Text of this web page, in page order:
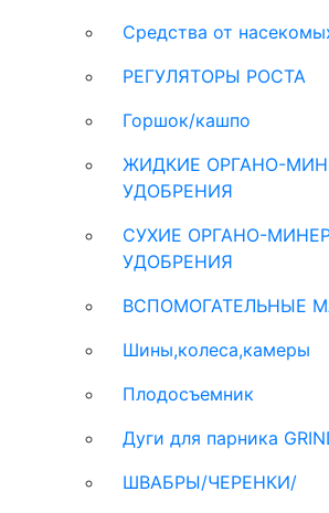
Средства от
РЕГУЛЯТОРЫ РОСТА
Горшок/кашпо
ЖИДКИЕ ОРГАНО-
УДОБРЕНИЯ
СУХИЕ ОРГАНО-
УДОБРЕНИЯ
ВСПОМОГАТЕЛЬНЫЕ
Шины,колеса,камеры
Плодосъемник
Дуги для парника
ШВАБРЫ/ЧЕРЕНКИ/